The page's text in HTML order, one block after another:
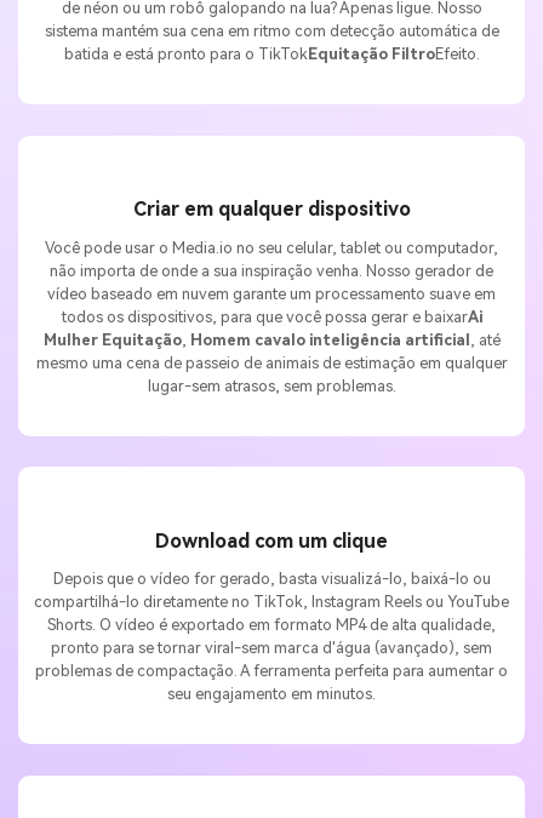
Criar em qualquer dispositivo
vídeo baseado em nuvem garante um processamento suave em
todos os dispositivos, para que você possa gerar e baixar Ai
Mulher Equitação , Homem cavalo inteligência artificial, até
mesmo uma cena de passeio de animais de estimação em qualquer
lugar-sem atrasos, sem problemas.
Download com um clique
Shorts. O vídeo é exportado em formato MP4 de alta qualidade,
pronto para se tornar viral-sem marca d'água (avançado), sem
problemas de compactação. A ferramenta perfeita para aumentar o
seu engajamento em minutos.
Ótimo para risadas, pegadinhas, momentos virais
Comece Grátis →